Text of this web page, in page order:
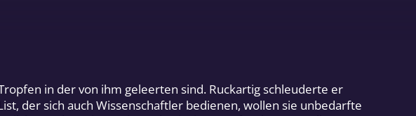
in der von ihm geleerten sind. Ruckartig schleuderte er
der sich auch Wissenschaftler bedienen, wollen sie unbedarfte